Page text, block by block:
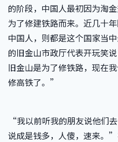
的阶段，中国人最初因为淘
为了修建铁路而来。近几十
中国人，则都是这个国家当
的旧金山市政厅代表开玩笑
旧金山是为了修铁路，现在
修高铁了。”
“我以前听我的朋友说他们
说成是钱多，人傻，速来。